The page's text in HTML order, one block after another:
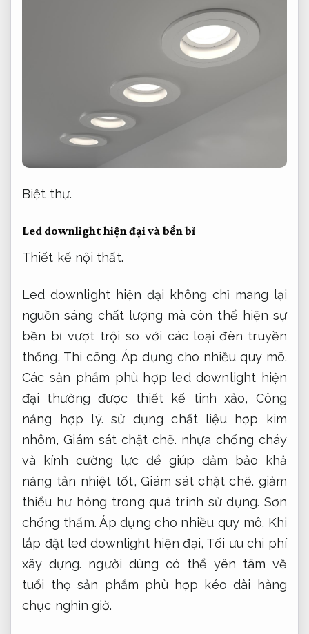
Biệt thự.
Led downlight hiện đại và bền bỉ
Thiết kế nội thất.
Led downlight hiện đại không chỉ mang lại
nguồn sáng chất lượng mà còn thể hiện sự
bền bỉ vượt trội so với các loại đèn truyền
thống. Thi công. Áp dụng cho nhiều quy mô.
Các sản phẩm phù hợp led downlight hiện
đại thường được thiết kế tinh xảo, Công
năng hợp lý. sử dụng chất liệu hợp kim
nhôm,Giám sát chặt chẽ. nhựa chống cháy
và kính cường lực để giúp đảm bảo khả
năng tản nhiệt tốt,Giám sát chặt chẽ. giảm
thiểu hư hỏng trong quá trình sử dụng. Sơn
chống thấm. Áp dụng cho nhiều quy mô. Khi
lắp đặt led downlight hiện đại, Tối ưu chi phí
xây dựng. người dùng có thể yên tâm về
tuổi thọ sản phẩm phù hợp kéo dài hàng
chục nghìn giờ.